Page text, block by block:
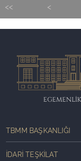
<< <
TBMM BAŞKANLIĞI
İDARI TEŞKILAT